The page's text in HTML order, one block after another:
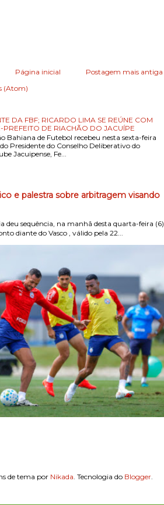
Postagem mais antiga
Página inicial
(Atom)
DA FBF; RICARDO LIMA SE REÚNE COM
PREFEITO DE RIACHÃO DO JACUÍPE
Bahiana de Futebol recebeu nesta sexta-feira
Presidente do Conselho Deliberativo do
Jacuipense, Fe...
e palestra sobre arbitragem visando
deu sequência, na manhã desta quarta-feira (6)
diante do Vasco , válido pela 22...
de tema por Nikada . Tecnologia do Blogger